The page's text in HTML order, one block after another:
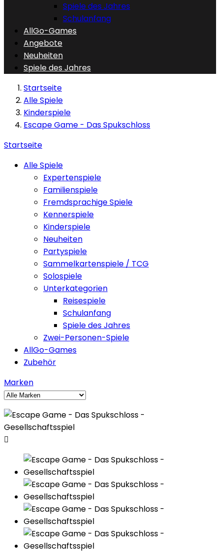
Spiele des Jahres
Schulanfang
AllGo-Games
Angebote
Neuheiten
Spiele des Jahres
Startseite
Alle Spiele
Kinderspiele
Escape Game - Das Spukschloss
Startseite
Alle Spiele
Expertenspiele
Familienspiele
Fremdsprachige Spiele
Kennerspiele
Kinderspiele
Neuheiten
Partyspiele
Sammelkartenspiele / TCG
Solospiele
Unterkategorien
Reisespiele
Schulanfang
Spiele des Jahres
Zwei-Personen-Spiele
AllGo-Games
Zubehör
Marken
